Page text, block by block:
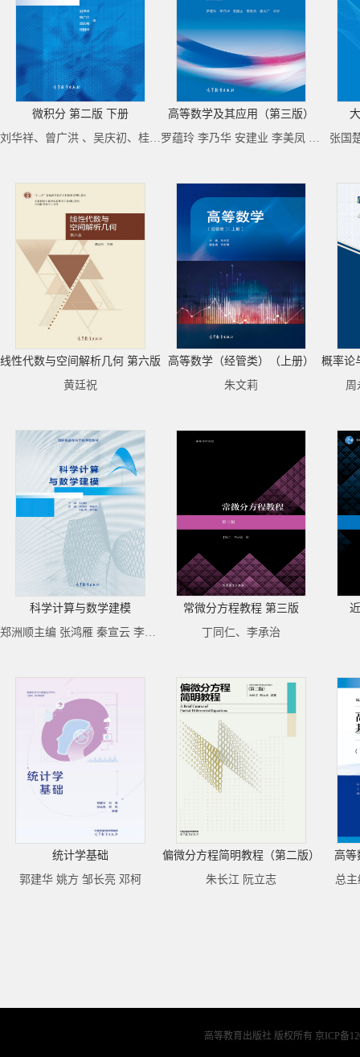
微积分 第二版 下册
刘华祥、曾广洪 、吴庆初、桂国祥
高等数学及其应用（第三版）
罗蕴玲 李乃华 安建业 李美凤 唐文广
张国
线性代数与空间解析几何 第六版
黄廷祝
高等数学（经管类）（上册）
朱文莉
周
科学计算与数学建模
郑洲顺主编 张鸿雁 秦宣云 李志保 刘新儒参编
常微分方程教程 第三版
丁同仁、李承治
统计学基础
郭建华 姚方 邹长亮 邓柯
偏微分方程简明教程（第二版）
朱长江 阮立志
高等
总
高等教育出版社 版权所有 京ICP备